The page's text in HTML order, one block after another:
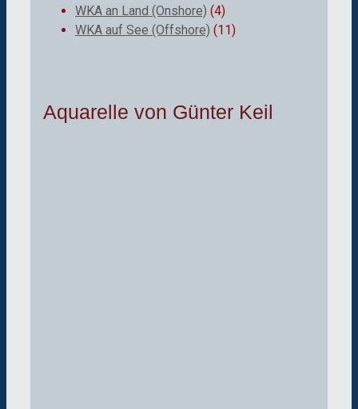
WKA an Land (Onshore) (4)
WKA auf See (Offshore) (11)
Aquarelle von Günter Keil